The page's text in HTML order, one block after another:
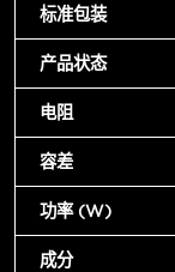
标准包装
产品状态
电阻
容差
功率 (W)
成分